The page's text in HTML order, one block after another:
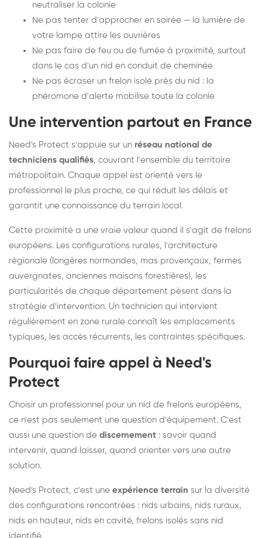
neutraliser la colonie
Ne pas tenter d'approcher en soirée — la lumière de
votre lampe attire les ouvrières
Ne pas faire de feu ou de fumée à proximité, surtout
dans le cas d'un nid en conduit de cheminée
Ne pas écraser un frelon isolé près du nid : la
phéromone d'alerte mobilise toute la colonie
Une intervention partout en France
Need's Protect s'appuie sur un réseau national de
techniciens qualifiés, couvrant l'ensemble du territoire
métropolitain. Chaque appel est orienté vers le
professionnel le plus proche, ce qui réduit les délais et
garantit une connaissance du terrain local.
Cette proximité a une vraie valeur quand il s'agit de frelons
européens. Les configurations rurales, l'architecture
régionale (longères normandes, mas provençaux, fermes
auvergnates, anciennes maisons forestières), les
particularités de chaque département pèsent dans la
stratégie d'intervention. Un technicien qui intervient
régulièrement en zone rurale connaît les emplacements
typiques, les accès récurrents, les contraintes spécifiques.
Pourquoi faire appel à Need's
Protect
Choisir un professionnel pour un nid de frelons européens,
ce n'est pas seulement une question d'équipement. C'est
aussi une question de discernement : savoir quand
intervenir, quand laisser, quand orienter vers une autre
solution.
Need's Protect, c'est une expérience terrain sur la diversité
des configurations rencontrées : nids urbains, nids ruraux,
nids en hauteur, nids en cavité, frelons isolés sans nid
identifié.